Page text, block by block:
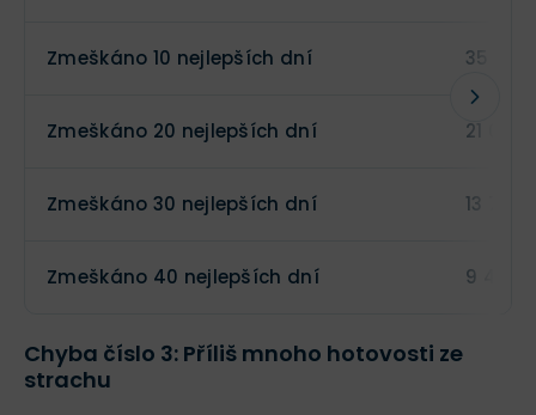
Zmeškáno 10 nejlepších dní 35 721
Zmeškáno 20 nejlepších dní 21 091
Zmeškáno 30 nejlepších dní 13 771
Zmeškáno 40 nejlepších dní 9 424
Chyba číslo 3: Příliš mnoho hotovosti ze
strachu